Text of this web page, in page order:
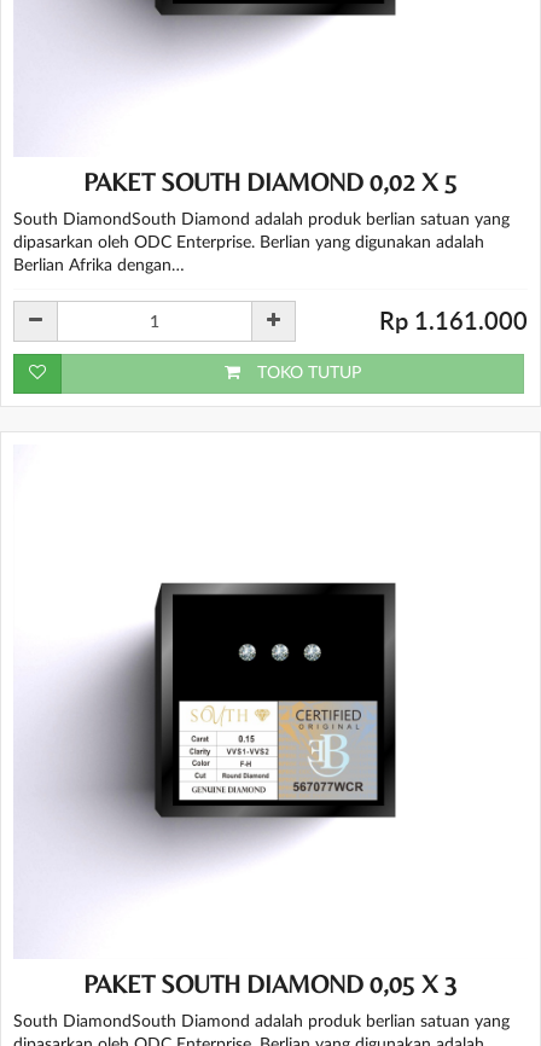
PAKET SOUTH DIAMOND 0,02 X 5
South DiamondSouth Diamond adalah produk berlian satuan yang
dipasarkan oleh ODC Enterprise. Berlian yang digunakan adalah
Berlian Afrika dengan…
Rp 1.161.000
TOKO TUTUP
PAKET SOUTH DIAMOND 0,05 X 3
South DiamondSouth Diamond adalah produk berlian satuan yang